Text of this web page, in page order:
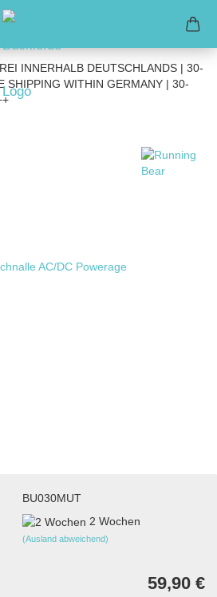
INNERHALB DEUTSCHLANDS | 30-
SHIPPING WITHIN GERMANY | 30-
BU030MUT
2 Wochen
(Ausland abweichend)
59,90 €